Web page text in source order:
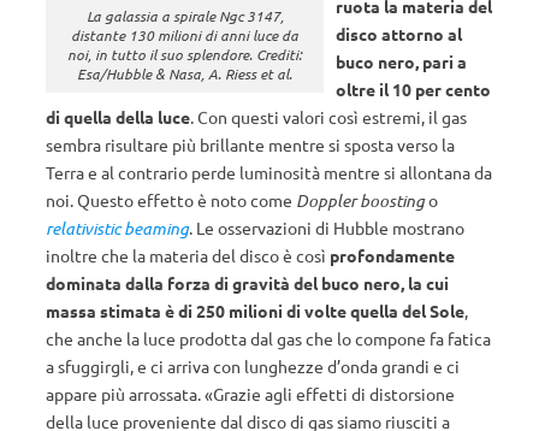
La galassia a spirale Ngc 3147,
distante 130 milioni di anni luce da
noi, in tutto il suo splendore. Crediti:
Esa/Hubble & Nasa, A. Riess et al.
ruota la materia del
disco attorno al
buco nero, pari a
oltre il 10 per cento
di quella della luce. Con questi valori così estremi, il gas
sembra risultare più brillante mentre si sposta verso la
Terra e al contrario perde luminosità mentre si allontana da
noi. Questo effetto è noto come Doppler boostingo
relativistic beaming. Le osservazioni di Hubble mostrano
inoltre che la materia del disco è così profondamente
dominata dalla forza di gravità del buco nero, la cui
massa stimata è di 250 milioni di volte quella del Sole,
che anche la luce prodotta dal gas che lo compone fa fatica
a sfuggirgli, e ci arriva con lunghezze d’onda grandi e ci
appare più arrossata. «Grazie agli effetti di distorsione
della luce proveniente dal disco di gas siamo riusciti a